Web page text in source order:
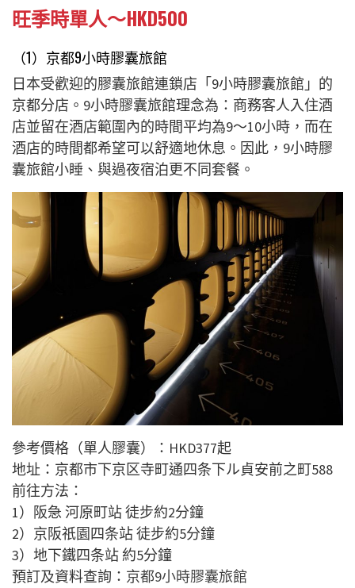
旺季時單人～HKD500
（1）京都9小時膠囊旅館
日本受歡迎的膠囊旅館連鎖店「9小時膠囊旅館」的
京都分店。9小時膠囊旅館理念為：商務客人入住酒
店並留在酒店範圍內的時間平均為9～10小時，而在
酒店的時間都希望可以舒適地休息。因此，9小時膠
囊旅館小睡、與過夜宿泊更不同套餐。
參考價格（單人膠囊）： HKD377起
地址：京都市下京区寺町通四条下ル貞安前之町588
前往方法：
1）阪急 河原町站 徒步約2分鐘
2）京阪祇園四条站 徒步約5分鐘
3）地下鐵四条站 約5分鐘
預訂及資料查詢： 京都9小時膠囊旅館